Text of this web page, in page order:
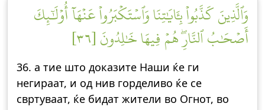
وَٱلَّذِينَ كَذَّبُواْ بِـَٔايَٰتِنَا وَٱسۡتَكۡبَرُواْ عَنۡهَآ أُوْلَٰٓئِكَ
أَصۡحَٰبُ ٱلنَّارِۖ هُمۡ فِيهَا خَٰلِدُونَ [٣٦]
36. а тие што доказите Наши ќе ги
негираат, и од нив горделиво ќе се
свртуваат, ќе бидат жители во Огнот, во